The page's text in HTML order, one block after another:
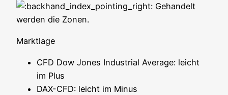
Gehan­delt
wer­den die Zonen.
Markt­la­ge
CFD Dow Jones Indus­tri­al Avera­ge: leicht
im Plus
DAX-CFD: leicht im Minus